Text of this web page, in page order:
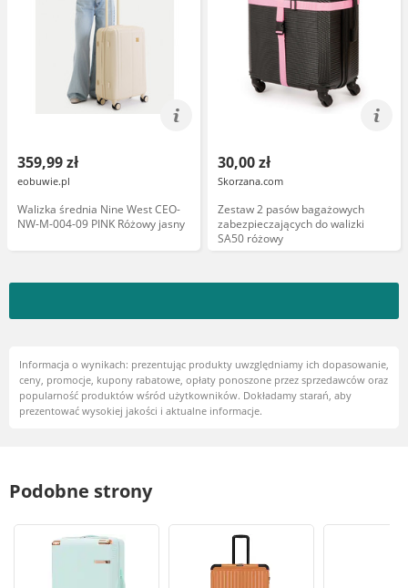
359,99 zł
eobuwie.pl
Walizka średnia Nine West CEO-
NW-M-004-09 PINK Różowy jasny
30,00 zł
Skorzana.com
Zestaw 2 pasów bagażowych
zabezpieczających do walizki
SA50 różowy
Informacja o wynikach: prezentując produkty uwzględniamy ich dopasowanie,
ceny, promocje, kupony rabatowe, opłaty ponoszone przez sprzedawców oraz
popularność produktów wśród użytkowników. Dokładamy starań, aby
prezentować wysokiej jakości i aktualne informacje.
Podobne strony